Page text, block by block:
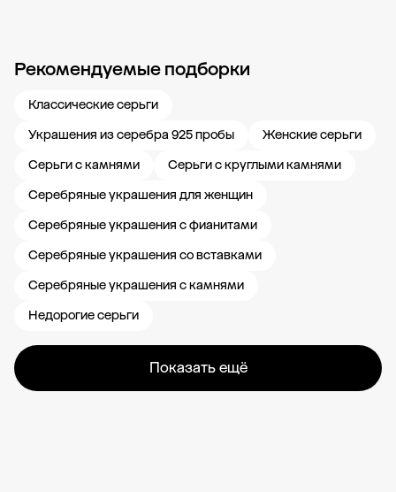
Рекомендуемые подборки
Классические серьги
Украшения из серебра 925 пробы
Женские серьги
Серьги с камнями
Серьги с круглыми камнями
Серебряные украшения для женщин
Серебряные украшения с фианитами
Серебряные украшения со вставками
Серебряные украшения с камнями
Недорогие серьги
Показать ещё
Новости компании Журнал ЗОЛОТОЙ Блог